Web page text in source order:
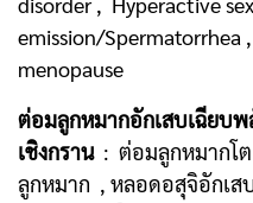
emission/
menopause
ต่อมลูกหมากอักเสบเฉียบพ
เชิงกราน: ต่อมลูกหมากโต
ลูกหมาก , หลอดอสุจิอักเ